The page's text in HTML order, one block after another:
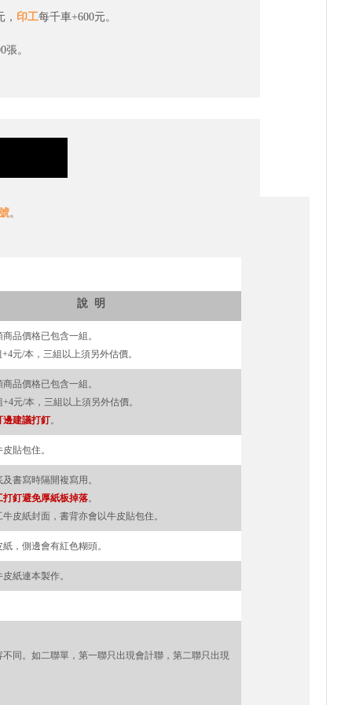
， 印工每千車+600元。
。
。
說 明
品價格已包含一組。
元/本，三組以上須另外估價。
品價格已包含一組。
元/本，三組以上須另外估價。
邊建議打釘。
貼包住。
書寫時隔開複寫用。
打釘避免厚紙板掉落。
皮紙封面，書背亦會以牛皮貼包住。
，側邊會有紅色糊頭。
紙連本製作。
同。如二聯單，第一聯只出現會計聯，第二聯只出現